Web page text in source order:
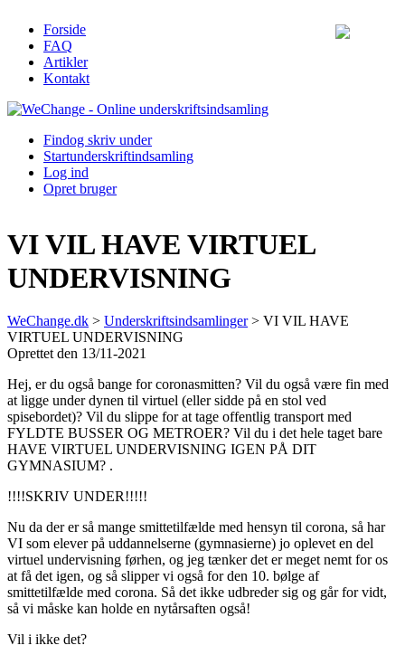
Forside
FAQ
Artikler
Kontakt
Findog skriv under
Startunderskriftindsamling
Log ind
Opret bruger
VI VIL HAVE VIRTUEL
UNDERVISNING
WeChange.dk > Underskriftsindsamlinger > VI VIL HAVE
VIRTUEL UNDERVISNING
Oprettet den 13/11-2021
Hej, er du også bange for coronasmitten? Vil du også være fin med
at ligge under dynen til virtuel (eller sidde på en stol ved
spisebordet)? Vil du slippe for at tage offentlig transport med
FYLDTE BUSSER OG METROER? Vil du i det hele taget bare
HAVE VIRTUEL UNDERVISNING IGEN PÅ DIT
GYMNASIUM? .
!!!!SKRIV UNDER!!!!!
Nu da der er så mange smittetilfælde med hensyn til corona, så har
VI som elever på uddannelserne (gymnasierne) jo oplevet en del
virtuel undervisning førhen, og jeg tænker det er meget nemt for os
at få det igen, og så slipper vi også for den 10. bølge af
smittetilfælde med corona. Så det ikke udbreder sig og går for vidt,
så vi måske kan holde en nytårsaften også!
Vil i ikke det?